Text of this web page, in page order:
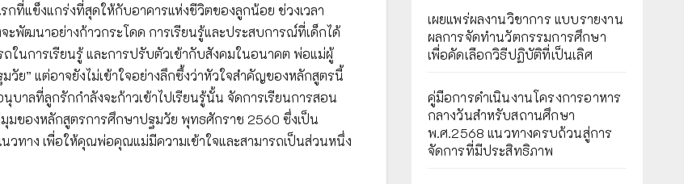
ที่แข็งแกร่งที่สุดให้กับอาคารแห่งชีวิตของลูกน้อย ช่วงเวลา
พัฒนาอย่างก้าวกระโดด การเรียนรู้และประสบการณ์ที่เด็กได้
นการเรียนรู้ และการปรับตัวเข้ากับสังคมในอนาคต พ่อแม่ผู้
ย” แต่อาจยังไม่เข้าใจอย่างลึกซึ้งว่าหัวใจสำคัญของหลักสูตรนี้
บาลที่ลูกรักกำลังจะก้าวเข้าไปเรียนรู้นั้น จัดการเรียนการสอน
ของหลักสูตรการศึกษาปฐมวัย พุทธศักราช 2560 ซึ่งเป็น
ทาง เพื่อให้คุณพ่อคุณแม่มีความเข้าใจและสามารถเป็นส่วนหนึ่ง
เผยแพร่ผลงานวิชาการ แบบรายงาน
ผลการจัดทำนวัตกรรมการศึกษา
เพื่อคัดเลือกวิธีปฏิบัติที่เป็นเลิศ
คู่มือการดำเนินงานโครงการอาหาร
กลางวันสำหรับสถานศึกษา
พ.ศ.2568 แนวทางครบถ้วนสู่การ
จัดการที่มีประสิทธิภาพ